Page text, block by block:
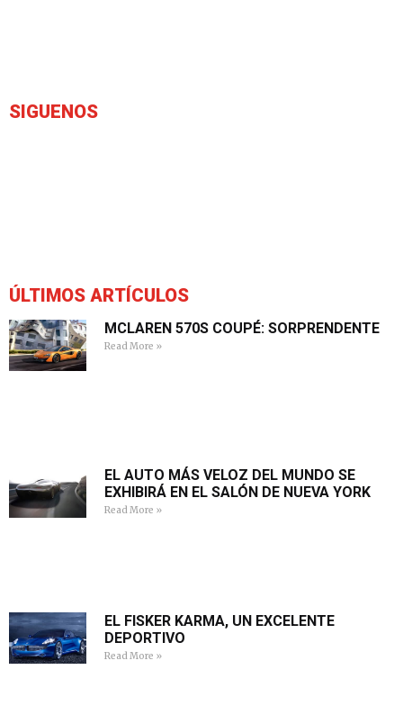
SIGUENOS
ÚLTIMOS ARTÍCULOS
MCLAREN 570S COUPÉ: SORPRENDENTE
Read More »
EL AUTO MÁS VELOZ DEL MUNDO SE
EXHIBIRÁ EN EL SALÓN DE NUEVA YORK
Read More »
EL FISKER KARMA, UN EXCELENTE
DEPORTIVO
Read More »